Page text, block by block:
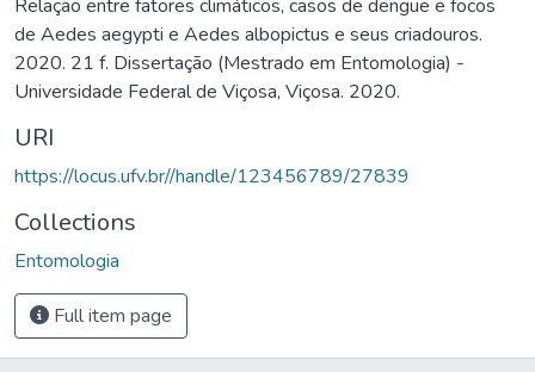
Relação entre fatores climáticos, casos de dengue e focos
de Aedes aegypti e Aedes albopictus e seus criadouros.
2020. 21 f. Dissertação (Mestrado em Entomologia) -
Universidade Federal de Viçosa, Viçosa. 2020.
URI
https://locus.ufv.br//handle/123456789/27839
Collections
Entomologia
Full item page